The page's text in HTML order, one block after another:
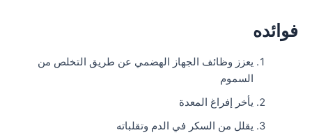
فوائده
يعزز وظائف الجهاز الهضمي عن طريق التخلص من
السموم
يأخر إفراغ المعدة
يقلل من السكر في الدم وتقلباته